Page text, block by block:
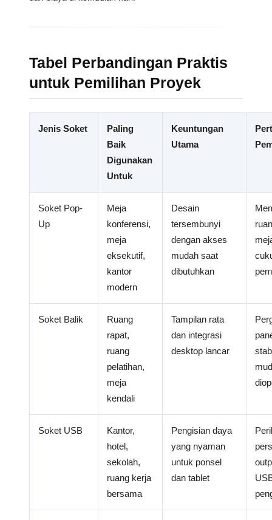
Tabel Perbandingan Praktis
untuk Pemilihan Proyek
Jenis Soket
Paling
Baik
Digunakan
Untuk
Keuntungan
Utama
Soket Pop-
Up
Meja
konferensi,
meja
eksekutif,
kantor
modern
Desain
tersembunyi
dengan akses
mudah saat
dibutuhkan
Soket Balik
Ruang
rapat,
ruang
pelatihan,
meja
kendali
Tampilan rata
dan integrasi
desktop lancar
Soket USB
Kantor,
hotel,
sekolah,
ruang kerja
bersama
Pengisian daya
yang nyaman
untuk ponsel
dan tablet